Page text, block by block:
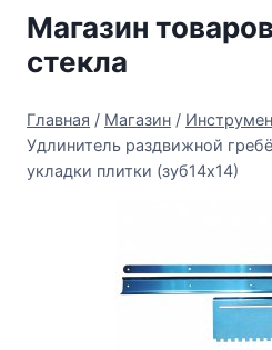
Перейти
содержимому
Магазин
стекла
Главная / Магазин /
Удлинитель раздвижной
укладки плитки (зуб14х14)